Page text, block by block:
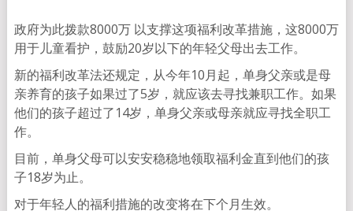
政府为此拨款8000万 以支撑这项福利改革措施，这8000万
用于儿童看护，鼓励20岁以下的年轻父母出去工作。
新的福利改革法还规定，从今年10月起，单身父亲或是母
亲养育的孩子如果过了5岁，就应该去寻找兼职工作。如果
他们的孩子超过了14岁，单身父亲或母亲就应寻找全职工
作。
目前，单身父母可以安安稳稳地领取福利金直到他们的孩
子18岁为止。
对于年轻人的福利措施的改变将在下个月生效。